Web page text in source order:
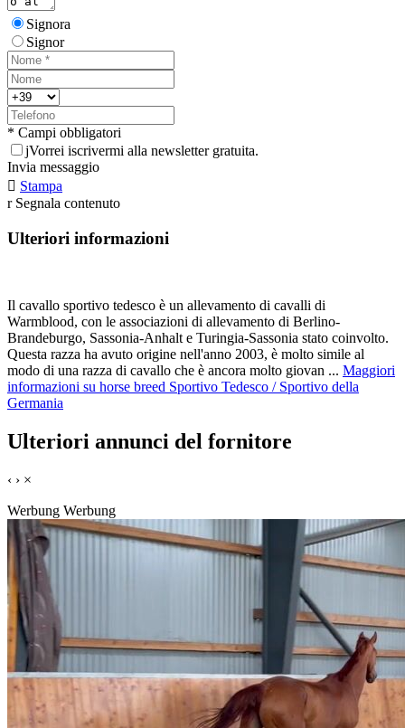
Signora
Signor
* Campi obbligatori
jVorrei iscrivermi alla newsletter gratuita.
Invia messaggio
 Stampa
r Segnala contenuto
Ulteriori informazioni
Il cavallo sportivo tedesco è un allevamento di cavalli di
Warmblood, con le associazioni di allevamento di Berlino-
Brandeburgo, Sassonia-Anhalt e Turingia-Sassonia stato coinvolto.
Questa razza ha avuto origine nell'anno 2003, è molto simile al
modo di una razza di cavallo che è ancora molto giovan ... Maggiori
informazioni su horse breed Sportivo Tedesco / Sportivo della
Germania
Ulteriori annunci del fornitore
‹ › ×
Werbung Werbung